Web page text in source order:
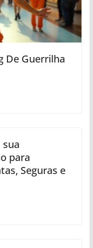
De Guerrilha
para
Seguras e